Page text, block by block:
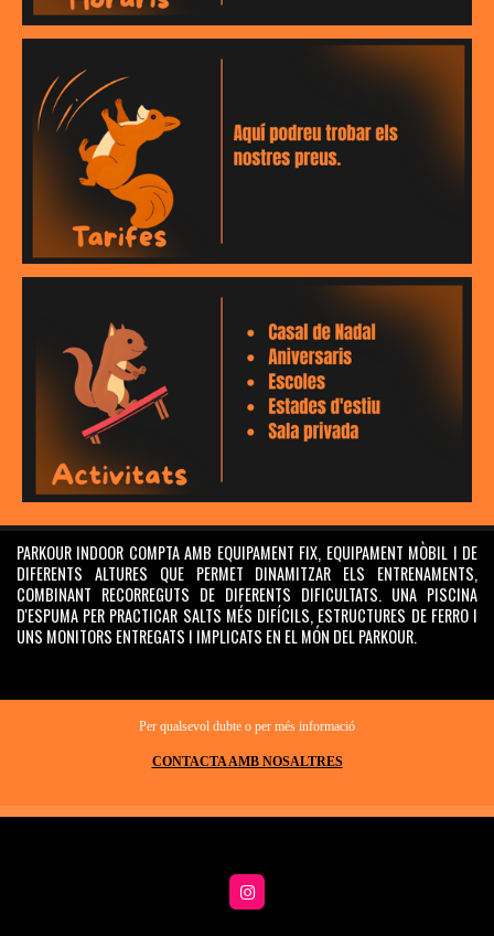
PARKOUR INDOOR COMPTA AMB EQUIPAMENT FIX, EQUIPAMENT MÒBIL I DE
DIFERENTS ALTURES QUE PERMET DINAMITZAR ELS ENTRENAMENTS,
COMBINANT RECORREGUTS DE DIFERENTS DIFICULTATS. UNA PISCINA
D'ESPUMA PER PRACTICAR SALTS MÉS DIFÍCILS, ESTRUCTURES DE FERRO I
UNS MONITORS ENTREGATS I IMPLICATS EN EL MÓN DEL PARKOUR.
Per qualsevol dubte o per més informació
CONTACTA AMB NOSALTRES
I
n